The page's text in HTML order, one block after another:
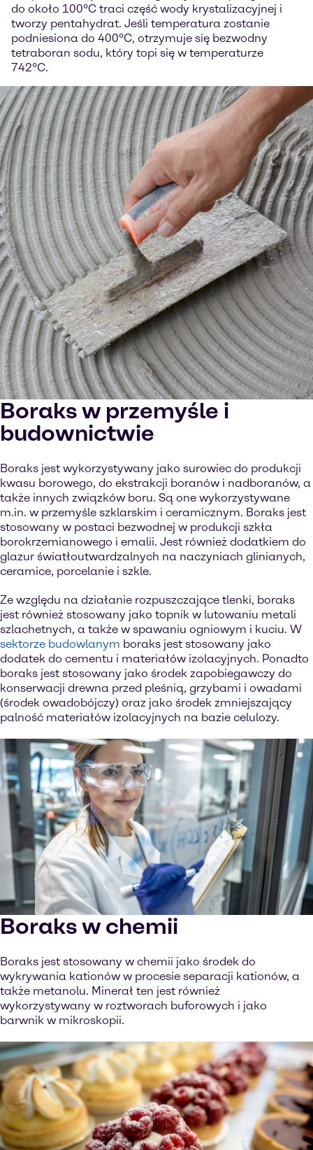
do około 100°C traci część wody krystalizacyjnej i
tworzy pentahydrat. Jeśli temperatura zostanie
podniesiona do 400°C, otrzymuje się bezwodny
tetraboran sodu, który topi się w temperaturze
742°C.
Boraks w przemyśle i
budownictwie
Boraks jest wykorzystywany jako surowiec do produkcji
kwasu borowego, do ekstrakcji boranów i nadboranów, a
także innych związków boru. Są one wykorzystywane
m.in. w przemyśle szklarskim i ceramicznym. Boraks jest
stosowany w postaci bezwodnej w produkcji szkła
borokrzemianowego i emalii. Jest również dodatkiem do
glazur światłoutwardzalnych na naczyniach glinianych,
ceramice, porcelanie i szkle.
Ze względu na działanie rozpuszczające tlenki, boraks
jest również stosowany jako topnik w lutowaniu metali
szlachetnych, a także w spawaniu ogniowym i kuciu. W
sektorze budowlanym boraks jest stosowany jako
dodatek do cementu i materiałów izolacyjnych. Ponadto
boraks jest stosowany jako środek zapobiegawczy do
konserwacji drewna przed pleśnią, grzybami i owadami
(środek owadobójczy) oraz jako środek zmniejszający
palność materiałów izolacyjnych na bazie celulozy.
Boraks w chemii
Boraks jest stosowany w chemii jako środek do
wykrywania kationów w procesie separacji kationów, a
także metanolu. Minerał ten jest również
wykorzystywany w roztworach buforowych i jako
barwnik w mikroskopii.